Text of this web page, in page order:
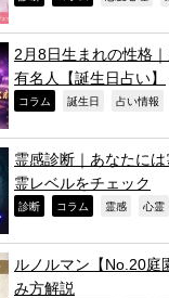
2月8日生まれの性格
有名人【誕生日占い】
コラム 誕生日 占い情報
霊感診断｜あなたに
霊レベルをチェック
診断 コラム 霊感 心霊
ルノルマン【No.20庭
み方解説